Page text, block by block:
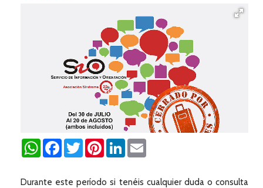
WhatsAppFacebookTwitterPinterestLinkedIn
Durante este período si tenéis cualquier duda o consulta